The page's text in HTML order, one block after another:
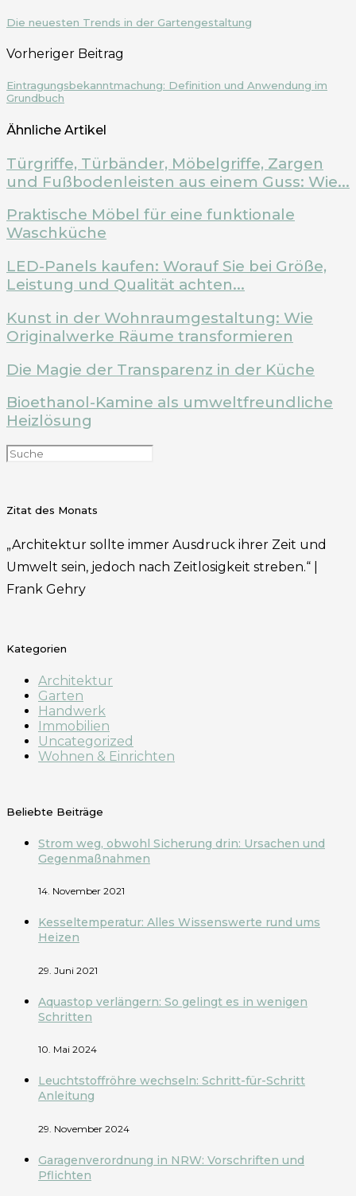
Die neuesten Trends in der Gartengestaltung
Vorheriger Beitrag
Eintragungsbekanntmachung: Definition und Anwendung im
Grundbuch
Ähnliche Artikel
Türgriffe, Türbänder, Möbelgriffe, Zargen
und Fußbodenleisten aus einem Guss: Wie...
Praktische Möbel für eine funktionale
Waschküche
LED-Panels kaufen: Worauf Sie bei Größe,
Leistung und Qualität achten...
Kunst in der Wohnraumgestaltung: Wie
Originalwerke Räume transformieren
Die Magie der Transparenz in der Küche
Bioethanol-Kamine als umweltfreundliche
Heizlösung
Zitat des Monats
„Architektur sollte immer Ausdruck ihrer Zeit und
Umwelt sein, jedoch nach Zeitlosigkeit streben.“ |
Frank Gehry
Kategorien
Architektur
Garten
Handwerk
Immobilien
Uncategorized
Wohnen & Einrichten
Beliebte Beiträge
Strom weg, obwohl Sicherung drin: Ursachen und
Gegenmaßnahmen
14. November 2021
Kesseltemperatur: Alles Wissenswerte rund ums
Heizen
29. Juni 2021
Aquastop verlängern: So gelingt es in wenigen
Schritten
10. Mai 2024
Leuchtstoffröhre wechseln: Schritt-für-Schritt
Anleitung
29. November 2024
Garagenverordnung in NRW: Vorschriften und
Pflichten